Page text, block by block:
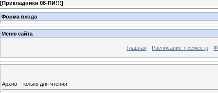
[Прикладники 08-ПИ!!!]
Форма входа
Меню сайта
Главная Расписание 7 семестр
Архив - только для чтения